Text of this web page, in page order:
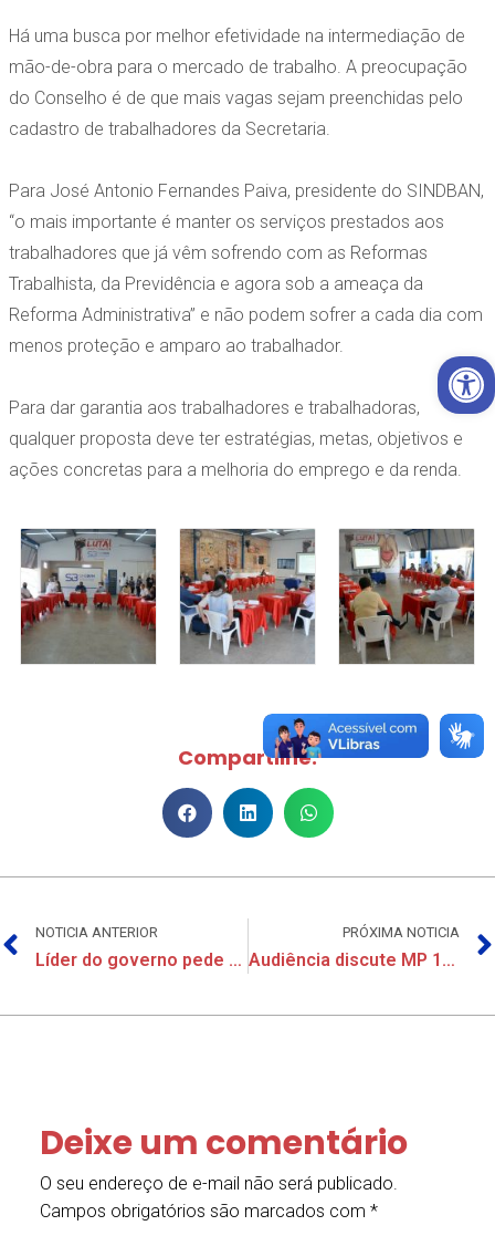
Há uma busca por melhor efetividade na intermediação de
mão-de-obra para o mercado de trabalho. A preocupação
do Conselho é de que mais vagas sejam preenchidas pelo
cadastro de trabalhadores da Secretaria.
Para José Antonio Fernandes Paiva, presidente do SINDBAN,
“o mais importante é manter os serviços prestados aos
trabalhadores que já vêm sofrendo com as Reformas
Trabalhista, da Previdência e agora sob a ameaça da
Reforma Administrativa” e não podem sofrer a cada dia com
menos proteção e amparo ao trabalhador.
Para dar garantia aos trabalhadores e trabalhadoras,
qualquer proposta deve ter estratégias, metas, objetivos e
ações concretas para a melhoria do emprego e da renda.
Compartilhe:
NOTICIA ANTERIOR
Líder do governo pede retirada do PDL 342 da pauta
PRÓXIMA NOTICIA
Audiência discute MP 1045 nesta sexta-feira (27)
Deixe um comentário
O seu endereço de e-mail não será publicado.
Campos obrigatórios são marcados com*